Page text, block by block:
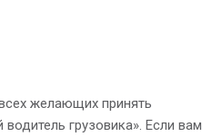
желающих принять
грузовика». Если вам